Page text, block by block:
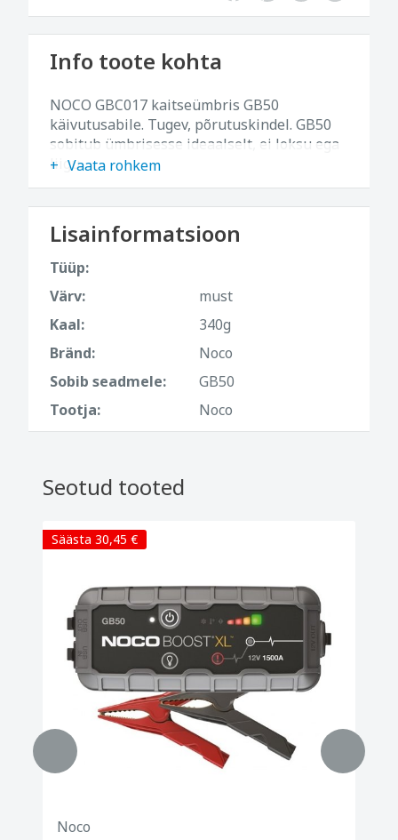
Info toote kohta
NOCO GBC017 kaitseümbris GB50
käivutusabile. Tugev, põrutuskindel. GB50
sobitub ümbrisesse ideaalselt, ei loksu ega
liigu.Vaata rohkem
Lisainformatsioon
Tüüp:
Värv:
must
Kaal:
340g
Bränd:
Noco
Sobib seadmele:
GB50
Tootja:
Noco
Seotud tooted
Säästa 30,45 €
Noco